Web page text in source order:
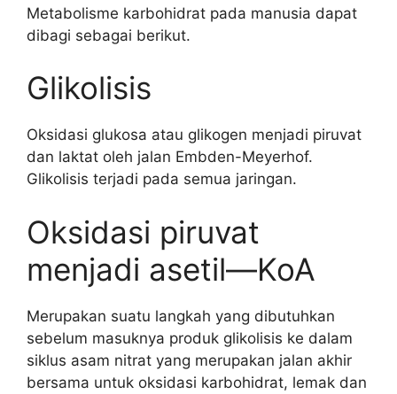
Metabolisme karbohidrat pada manusia dapat
dibagi sebagai berikut.
Glikolisis
Oksidasi glukosa atau glikogen menjadi piruvat
dan laktat oleh jalan Embden-Meyerhof.
Glikolisis terjadi pada semua jaringan.
Oksidasi piruvat
menjadi asetil—KoA
Merupakan suatu langkah yang dibutuhkan
sebelum masuknya produk glikolisis ke dalam
siklus asam nitrat yang merupakan jalan akhir
bersama untuk oksidasi karbohidrat, lemak dan